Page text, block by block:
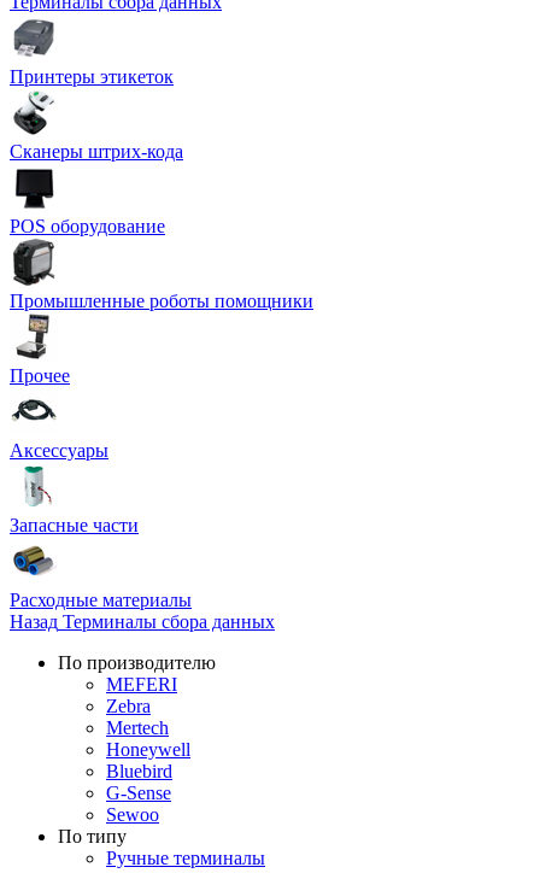
Принтеры этикеток
Сканеры штрих-кода
POS оборудование
Промышленные роботы помощники
Прочее
Аксессуары
Запасные части
Расходные материалы
Назад Терминалы сбора данных
По производителю
MEFERI
Zebra
Mertech
Honeywell
Bluebird
G-Sense
Sewoo
По типу
Ручные терминалы